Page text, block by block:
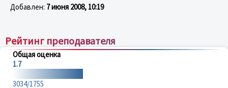
Добавлен: 7 июня 2008, 10:19
Рейтинг преподавателя
Общая оценка
1.7
3034/1755